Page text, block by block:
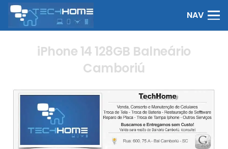
NAV
iPhone 14 128GB Balneário
Camboriú